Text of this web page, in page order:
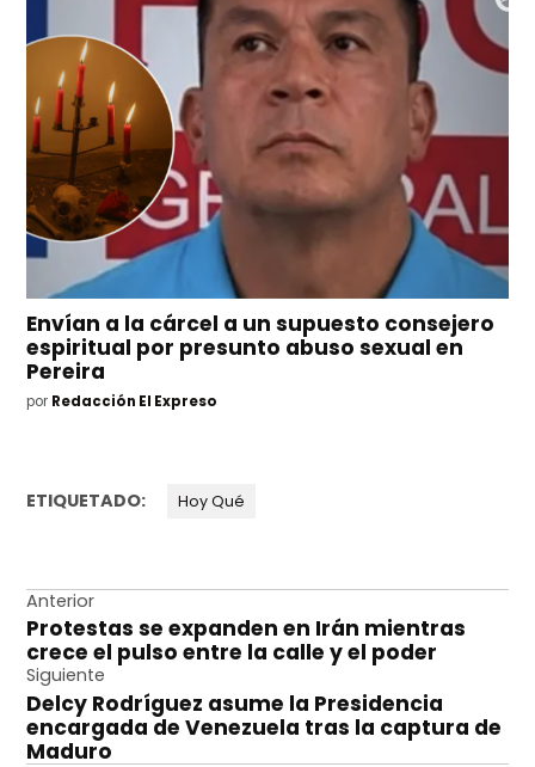
Envían a la cárcel a un supuesto consejero
espiritual por presunto abuso sexual en
Pereira
por Redacción El Expreso
ETIQUETADO: Hoy Qué
Navegación
de
entradas
Anterior
Protestas se expanden en Irán mientras
crece el pulso entre la calle y el poder
Siguiente
Delcy Rodríguez asume la Presidencia
encargada de Venezuela tras la captura de
Maduro